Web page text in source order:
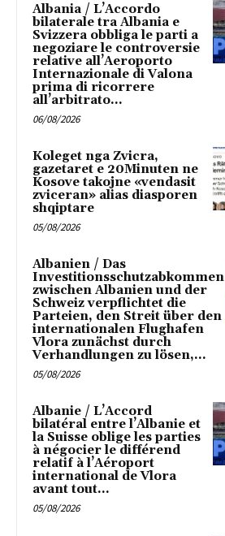
Albania / L’Accordo
bilaterale tra Albania e
Svizzera obbliga le parti a
negoziare le controversie
relative all’Aeroporto
Internazionale di Valona
prima di ricorrere
all’arbitrato...
06/08/2026
Koleget nga Zvicra,
gazetaret e 20Minuten ne
Kosove takojne «vendasit
zviceran» alias diasporen
shqiptare
05/08/2026
Albanien / Das
Investitionsschutzabkommen
zwischen Albanien und der
Schweiz verpflichtet die
Parteien, den Streit über den
internationalen Flughafen
Vlora zunächst durch
Verhandlungen zu lösen,...
05/08/2026
Albanie / L’Accord
bilatéral entre l’Albanie et
la Suisse oblige les parties
à négocier le différend
relatif à l’Aéroport
international de Vlora
avant tout...
05/08/2026